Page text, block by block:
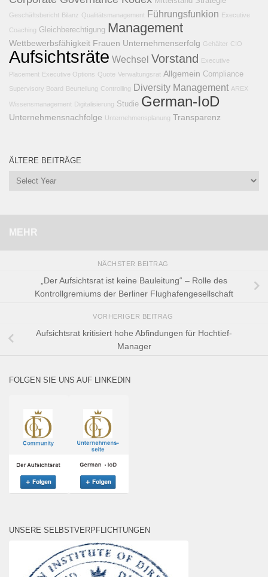
Geschäftsbericht Bilanz Qualitätsmanagement Führungsfunkion Executive
Coaching Gleichberechtigung Management
Wettbewerbsfähigkeit Frauen Unternehmenserfolg Gehälter CIO
Aufsichtsräte Wechsel Vorstand
Executive
Placement Executive Options Quote Verwaltungsrat Allgemein Compliance
Supervisory Board Beurteilung Controlling Diversity Management AREX
Wissensmanagement Digitalisierung Studie German-IoD
Unternehmensnachfolge Unternehmensplanung Transparenz
ÄLTERE BEITRÄGE
MEHR
NÄCHSTER BEITRAG
„Der Aufsichtsrat ist keine Bauleitung“ – Rolle des
Kontrollgremiums der Berliner Flughafengesellschaft
VORHERIGER BEITRAG
Aufsichtsrat kritisiert hohe Abfindungen für Hochtief-
Manager
FOLGEN SIE UNS AUF LINKEDIN
UNSERE SELBSTVERPFLICHTUNGEN